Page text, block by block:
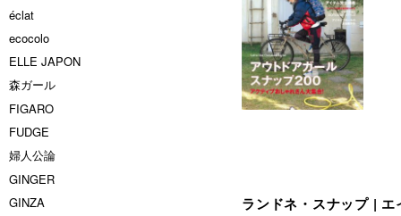
éclat
ecocolo
ELLE JAPON
森ガール
FIGARO
FUDGE
婦人公論
GINGER
GINZA
ランドネ・スナップ | エ